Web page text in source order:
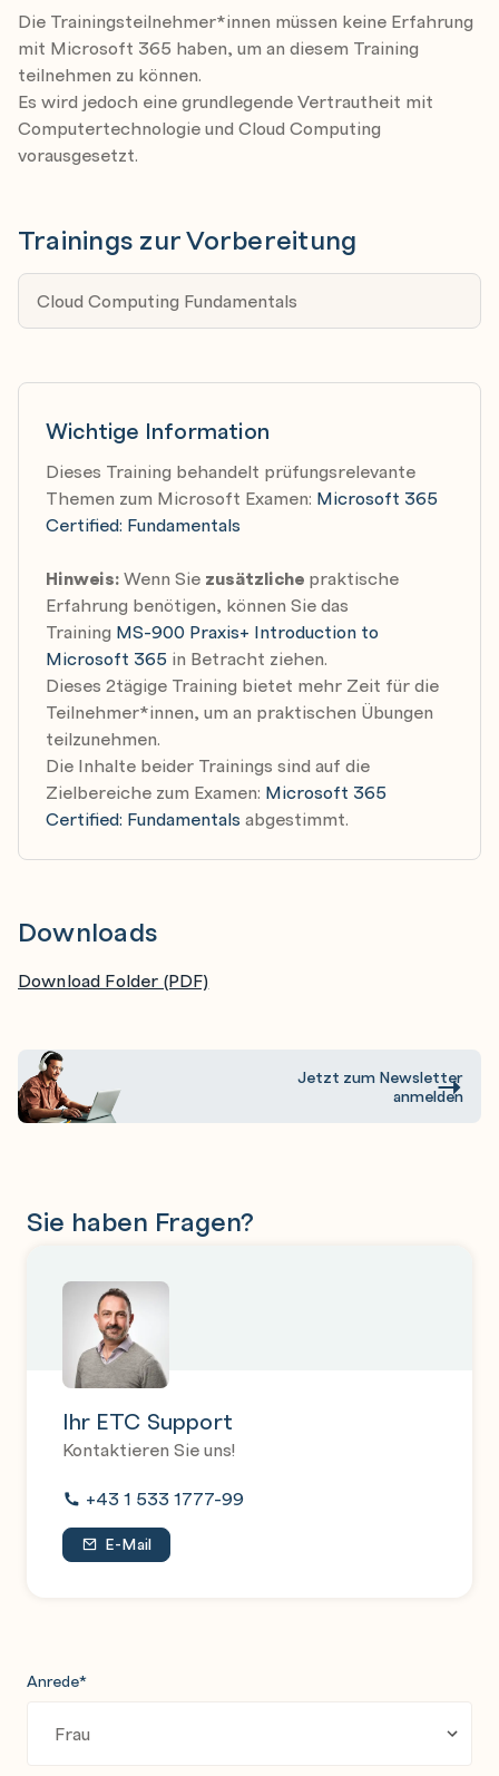
Microsoft Purview
Describe Microsoft’s Service Trust portal and
privacy capabilities
MS-900 Introduction to Microsoft 365: Describe
Microsoft 365 pricing, licensing, and support
Describe support offerings for Microsoft 365
Die Trainingsteilnehmer*innen müssen keine Erfahrung
mit Microsoft 365 haben, um an diesem Training
teilnehmen zu können.
Es wird jedoch eine grundlegende Vertrautheit mit
Computertechnologie und Cloud Computing
vorausgesetzt.
Trainings zur Vorbereitung
Cloud Computing Fundamentals
Wichtige Information
Dieses Training behandelt prüfungsrelevante
Themen zum Microsoft Examen: Microsoft 365
Certified: Fundamentals
Hinweis:Wenn Sie zusätzliche praktische
Erfahrung benötigen, können Sie das
Training MS-900 Praxis+ Introduction to
Microsoft 365 in Betracht ziehen.
Dieses 2tägige Training bietet mehr Zeit für die
Teilnehmer*innen, um an praktischen Übungen
teilzunehmen.
Die Inhalte beider Trainings sind auf die
Zielbereiche zum Examen: Microsoft 365
Certified: Fundamentals abgestimmt.
Downloads
Download Folder (PDF)
Jetzt zum Newsletter
anmelden
Sie haben Fragen?
Ihr ETC Support
Kontaktieren Sie uns!
+43 1 533 1777-99
E-Mail
Anrede*